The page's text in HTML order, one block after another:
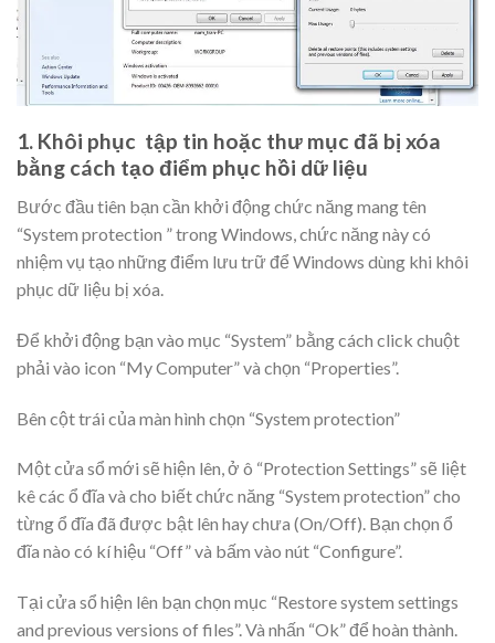
1. Khôi phục tập tin hoặc thư mục đã bị xóa
bằng cách tạo điểm phục hồi dữ liệu
Bước đầu tiên bạn cần khởi động chức năng mang tên
“System protection ” trong Windows, chức năng này có
nhiệm vụ tạo những điểm lưu trữ để Windows dùng khi khôi
phục dữ liệu bị xóa.
Để khởi động bạn vào mục “System” bằng cách click chuột
phải vào icon “My Computer” và chọn “Properties”.
Bên cột trái của màn hình chọn “System protection”
Một cửa sổ mới sẽ hiện lên, ở ô “Protection Settings” sẽ liệt
kê các ổ đĩa và cho biết chức năng “System protection” cho
từng ổ đĩa đã được bật lên hay chưa (On/Off). Bạn chọn ổ
đĩa nào có kí hiệu “Off” và bấm vào nút “Configure”.
Tại cửa sổ hiện lên bạn chọn mục “Restore system settings
and previous versions of files”. Và nhấn “Ok” để hoàn thành.